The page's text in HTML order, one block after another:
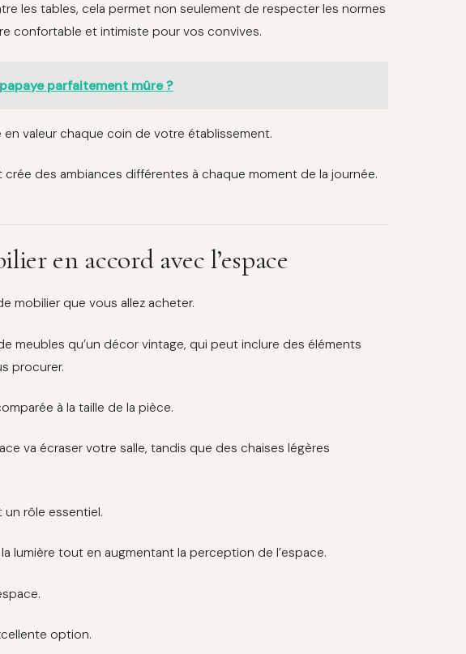
les tables, cela permet non seulement de respecter les normes
confortable et intimiste pour vos convives.
parfaitement mûre ?
en valeur chaque coin de votre établissement.
des ambiances différentes à chaque moment de la journée.
en accord avec l’espace
mobilier que vous allez acheter.
meubles qu’un décor vintage, qui peut inclure des éléments
procurer.
à la taille de la pièce.
va écraser votre salle, tandis que des chaises légères
rôle essentiel.
lumière tout en augmentant la perception de l’espace.
option.